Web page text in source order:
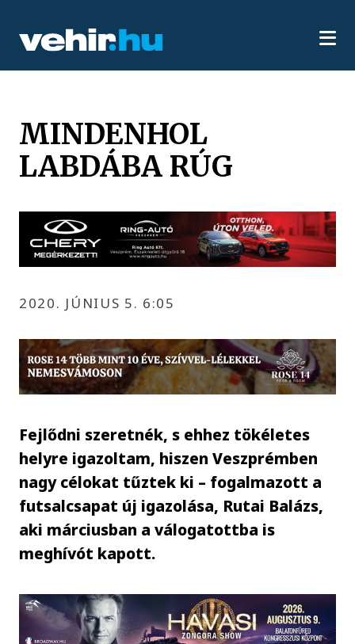
MINDENHOL
LABDÁBA RÚG
2020. JÚNIUS 5. 6:05
Fejlődni szeretnék, s ehhez tökéletes
helyre igazoltam, hiszen Veszprémben
nagy célokat tűztek ki – fogalmazott a
futsalcsapat új igazolása, Rutai Balázs,
aki márciusban a válogatottba is
meghívót kapott.